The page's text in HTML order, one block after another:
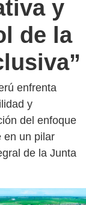
y
de la
enfrenta
y
del enfoque
en un pilar
de la Junta